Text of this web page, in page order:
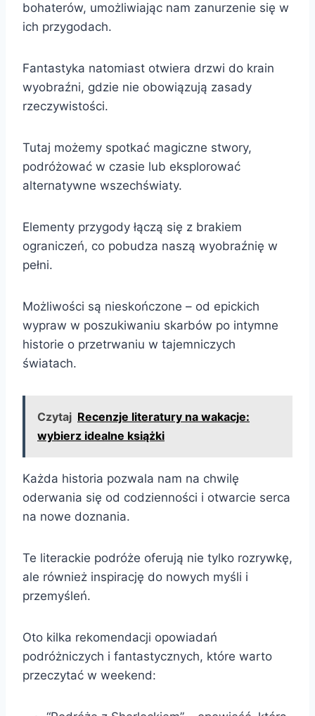
bohaterów, umożliwiając nam zanurzenie się w
ich przygodach.
Fantastyka natomiast otwiera drzwi do krain
wyobraźni, gdzie nie obowiązują zasady
rzeczywistości.
Tutaj możemy spotkać magiczne stwory,
podróżować w czasie lub eksplorować
alternatywne wszechświaty.
Elementy przygody łączą się z brakiem
ograniczeń, co pobudza naszą wyobraźnię w
pełni.
Możliwości są nieskończone – od epickich
wypraw w poszukiwaniu skarbów po intymne
historie o przetrwaniu w tajemniczych
światach.
Czytaj Recenzje literatury na wakacje:
wybierz idealne książki
Każda historia pozwala nam na chwilę
oderwania się od codzienności i otwarcie serca
na nowe doznania.
Te literackie podróże oferują nie tylko rozrywkę,
ale również inspirację do nowych myśli i
przemyśleń.
Oto kilka rekomendacji opowiadań
podróżniczych i fantastycznych, które warto
przeczytać w weekend: